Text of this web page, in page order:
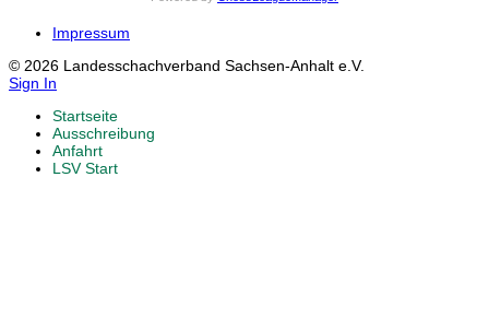
Impressum
© 2026 Landesschachverband Sachsen-Anhalt e.V.
Sign In
Startseite
Ausschreibung
Anfahrt
LSV Start